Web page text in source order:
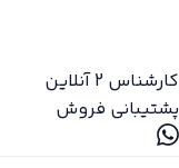
کارشناس 2
آنلاین
پشتیبانی فروش